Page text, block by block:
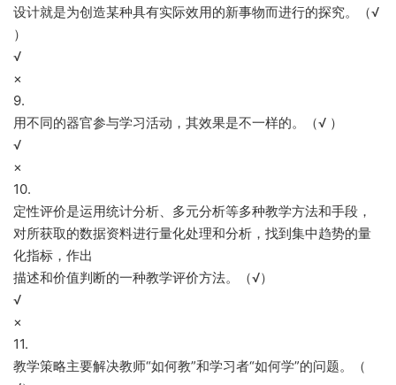
设计就是为创造某种具有实际效用的新事物而进行的探究。（√
）
√
×
9.
用不同的器官参与学习活动，其效果是不一样的。（√ ）
√
×
10.
定性评价是运用统计分析、多元分析等多种教学方法和手段，
对所获取的数据资料进行量化处理和分析，找到集中趋势的量
化指标，作出
描述和价值判断的一种教学评价方法。（√）
√
×
11.
教学策略主要解决教师“如何教”和学习者“如何学”的问题。（